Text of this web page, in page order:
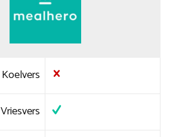
Koelvers
Vriesvers